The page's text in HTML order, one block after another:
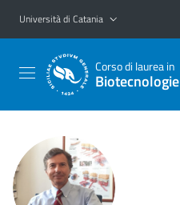
Vai al contenuto principale
Vai al menu di navigazione
Università di Catania
Corso di laurea in
Biotecnologie